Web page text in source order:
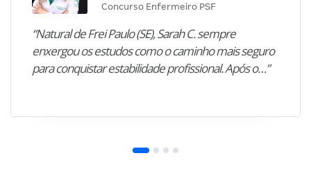
Concurso Enfermeiro PSF
“Natural de Frei Paulo (SE), Sarah C. sempre
enxergou os estudos como o caminho mais seguro
para conquistar estabilidade profissional. Após o…”